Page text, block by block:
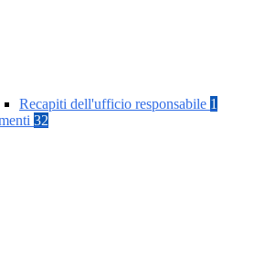
Recapiti dell'ufficio responsabile 1
32